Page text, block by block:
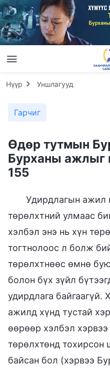
Нүүр Уншлагууд
Гарчиг
Өдөр тутмын
Бурханы ажлыг
155
Удирдлагын ажил
төрөлхтний улмаас
хэлбэл энэ нь хүн
тогтнолоос л болж
төрөлхтнөөс өмнө
болон бүх зүйл
удирдлага байгаагүй.
ажилд хүнд тустай
өөрөөр хэлбэл
төрөлхтөнд тохирсон
байсан бол (хэрвээ